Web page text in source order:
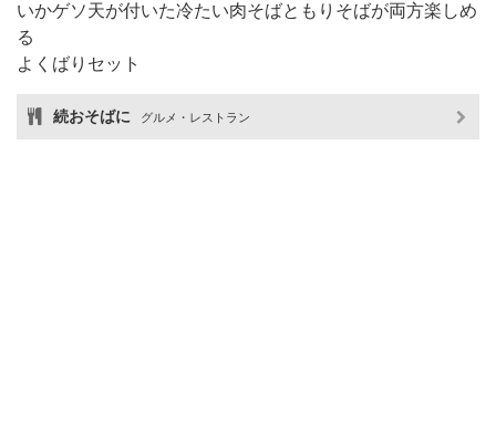
いかゲソ天が付いた冷たい肉そばともりそばが両方楽しめ
る
よくばりセット
続おそばに グルメ・レストラン